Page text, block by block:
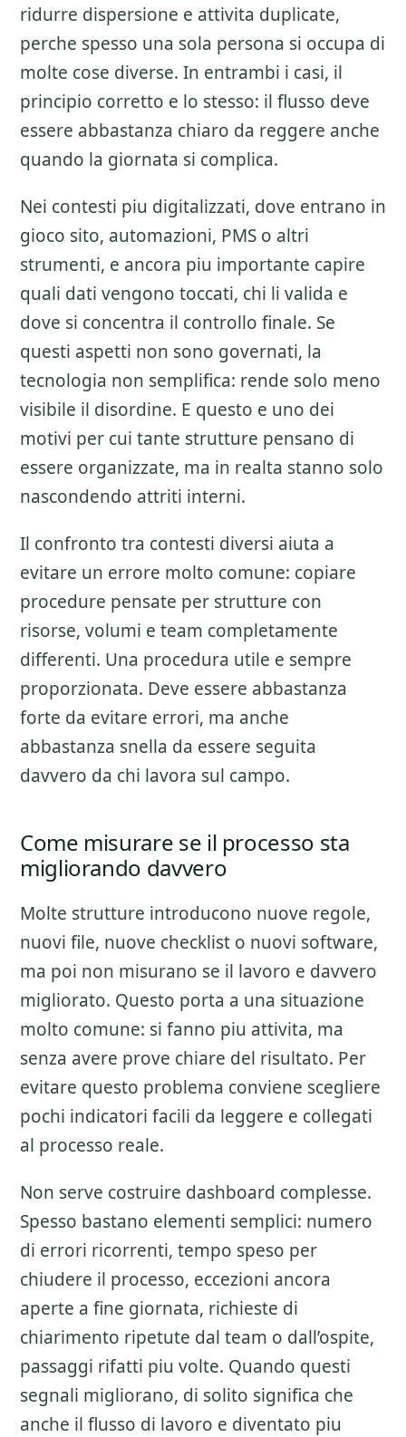
ridurre dispersione e attivita duplicate,
perche spesso una sola persona si occupa di
molte cose diverse. In entrambi i casi, il
principio corretto e lo stesso: il flusso deve
essere abbastanza chiaro da reggere anche
quando la giornata si complica.
Nei contesti piu digitalizzati, dove entrano in
gioco sito, automazioni, PMS o altri
strumenti, e ancora piu importante capire
quali dati vengono toccati, chi li valida e
dove si concentra il controllo finale. Se
questi aspetti non sono governati, la
tecnologia non semplifica: rende solo meno
visibile il disordine. E questo e uno dei
motivi per cui tante strutture pensano di
essere organizzate, ma in realta stanno solo
nascondendo attriti interni.
Il confronto tra contesti diversi aiuta a
evitare un errore molto comune: copiare
procedure pensate per strutture con
risorse, volumi e team completamente
differenti. Una procedura utile e sempre
proporzionata. Deve essere abbastanza
forte da evitare errori, ma anche
abbastanza snella da essere seguita
davvero da chi lavora sul campo.
Come misurare se il processo sta
migliorando davvero
Molte strutture introducono nuove regole,
nuovi file, nuove checklist o nuovi software,
ma poi non misurano se il lavoro e davvero
migliorato. Questo porta a una situazione
molto comune: si fanno piu attivita, ma
senza avere prove chiare del risultato. Per
evitare questo problema conviene scegliere
pochi indicatori facili da leggere e collegati
al processo reale.
Non serve costruire dashboard complesse.
Spesso bastano elementi semplici: numero
di errori ricorrenti, tempo speso per
chiudere il processo, eccezioni ancora
aperte a fine giornata, richieste di
chiarimento ripetute dal team o dall’ospite,
passaggi rifatti piu volte. Quando questi
segnali migliorano, di solito significa che
anche il flusso di lavoro e diventato piu